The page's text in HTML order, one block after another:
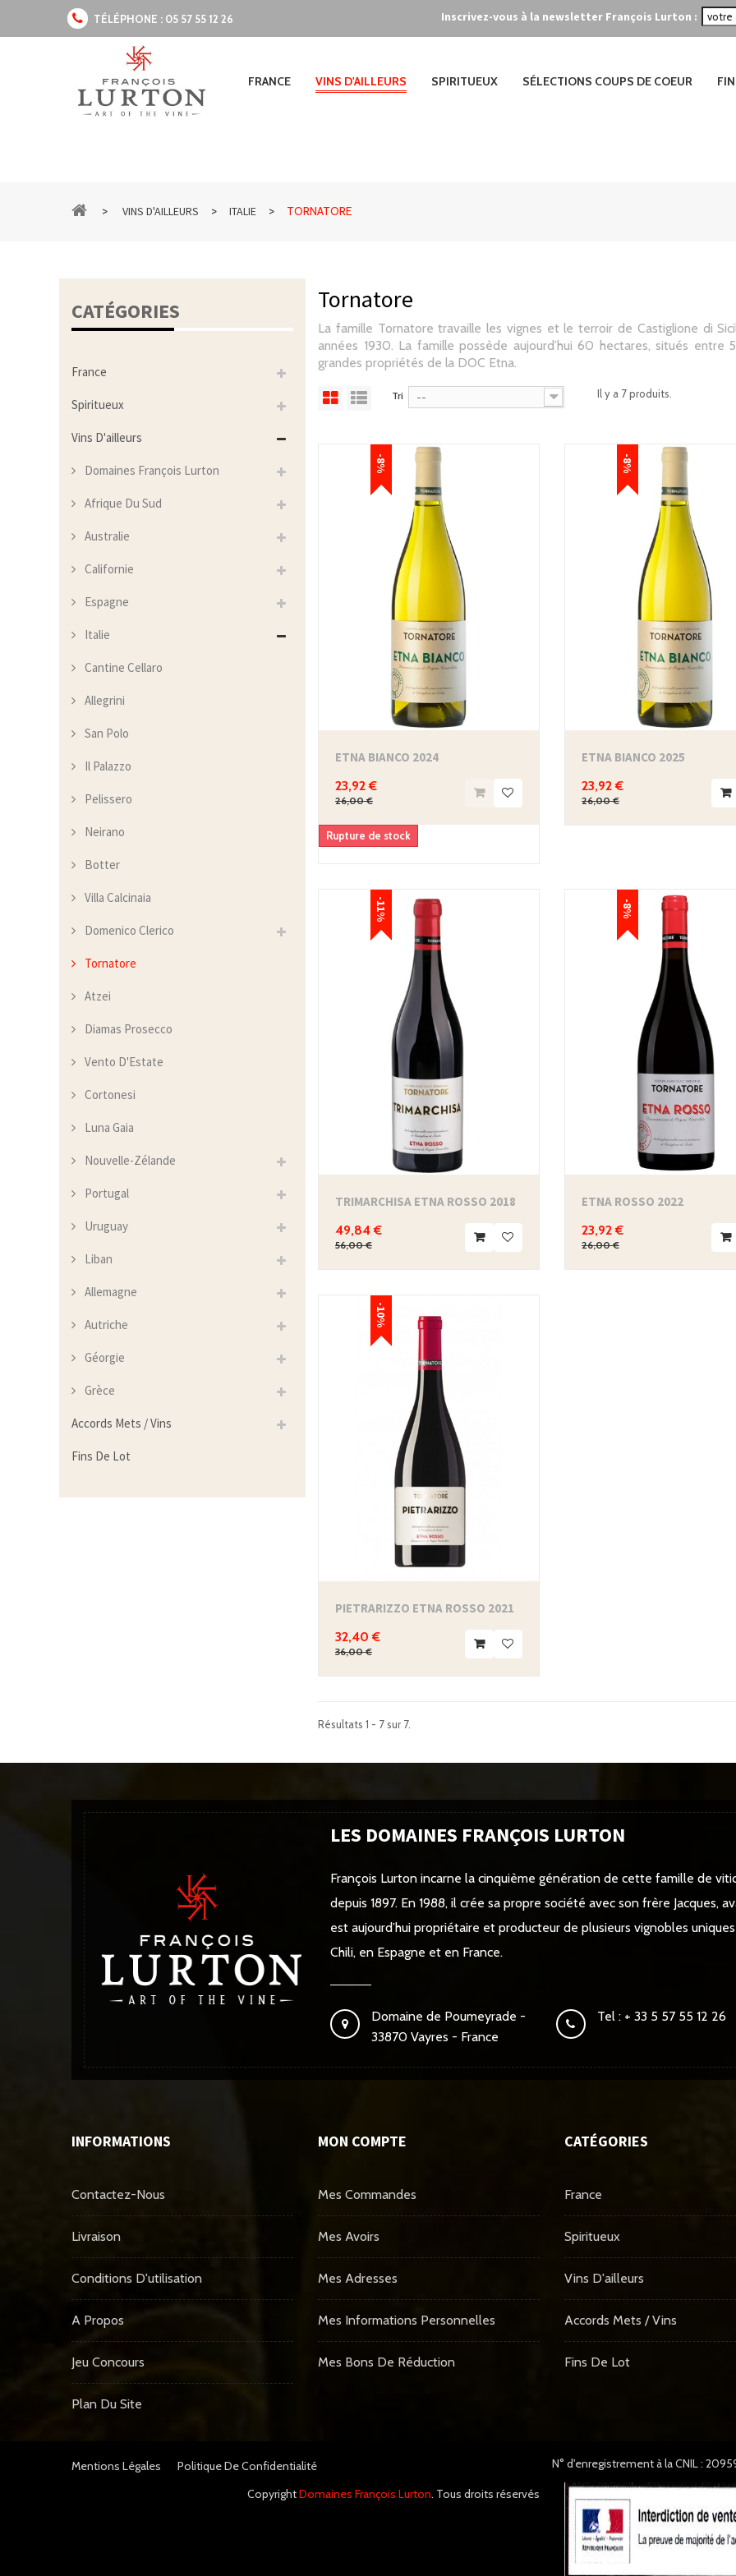
TÉLÉPHONE : 05 57 55 12 26 Inscrivez-vous à la newsletter François Lurton :
FRANCE VINS D'AILLEURS SPIRITUEUX SÉLECTIONS COUPS DE COEUR
> VINS D'AILLEURS > ITALIE > TORNATORE
CATÉGORIES
France
Spiritueux
Vins D'ailleurs
Domaines François Lurton
Afrique Du Sud
Australie
Californie
Espagne
Italie
Cantine Cellaro
Allegrini
San Polo
Il Palazzo
Pelissero
Neirano
Botter
Villa Calcinaia
Domenico Clerico
Tornatore
Atzei
Diamas Prosecco
Vento D'Estate
Cortonesi
Luna Gaia
Nouvelle-Zélande
Portugal
Uruguay
Liban
Allemagne
Autriche
Géorgie
Grèce
Accords Mets / Vins
Fins De Lot
Tornatore
La famille Tornatore travaille les vignes et le terroir de Castiglione di
années 1930. La famille possède aujourd’hui 60 hectares, situés
grandes propriétés de la DOC Etna.
Tri -- Il y a 7 produits.
-8%
ETNA BIANCO 2024
23,92 €
26,00 €
Rupture de stock
-8%
ETNA BIANCO 2025
23,92 €
26,00 €
-11%
TRIMARCHISA ETNA ROSSO 2018
49,84 €
56,00 €
-8%
ETNA ROSSO 2022
23,92 €
26,00 €
-10%
PIETRARIZZO ETNA ROSSO 2021
32,40 €
36,00 €
Résultats 1 - 7 sur 7.
LES DOMAINES FRANÇOIS LURTON
François Lurton incarne la cinquième génération de cette famille de
depuis 1897. En 1988, il crée sa propre société avec son frère Jacques,
est aujourd’hui propriétaire et producteur de plusieurs vignobles
Chili, en Espagne et en France.
Domaine de Poumeyrade -
33870 Vayres - France
Tel : + 33 5 57 55 12 26
INFORMATIONS
Contactez-Nous
Livraison
Conditions D'utilisation
A Propos
Jeu Concours
Plan Du Site
MON COMPTE
Mes Commandes
Mes Avoirs
Mes Adresses
Mes Informations Personnelles
Mes Bons De Réduction
CATÉGORIES
France
Spiritueux
Vins D'ailleurs
Accords Mets / Vins
Fins De Lot
Mentions Légales Politique De Confidentialité N° d'enregistrement à la CNIL :
CopyrightDomaines François Lurton. Tous droits réservés